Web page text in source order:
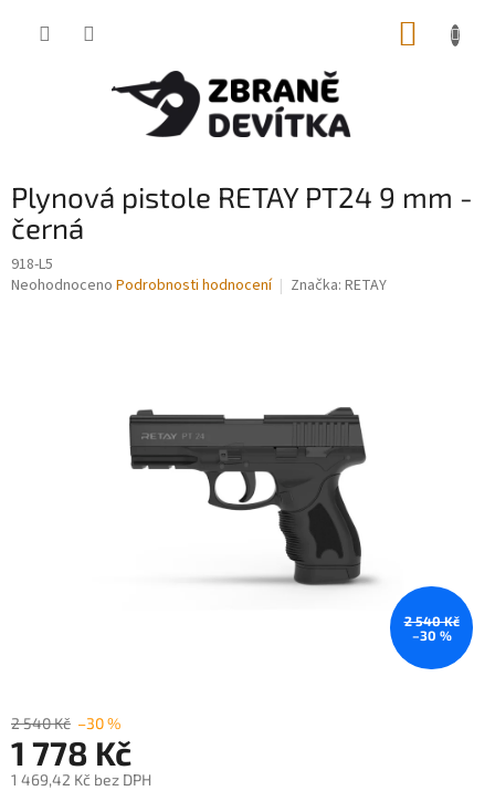
Plynová pistole RETAY PT24 9 mm -
černá
918-L5
Průměrné
Neohodnoceno Podrobnosti hodnocení Značka: RETAY
2 540 Kč
–30 %
2 540 Kč –30 %
1 778 Kč
1 469,42 Kč bez DPH